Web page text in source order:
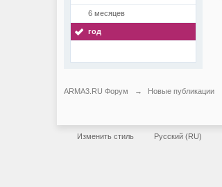
6 месяцев
год
ARMA3.RU Форум → Новые публикации
Изменить стиль Русский (RU)